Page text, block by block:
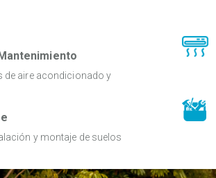
de aire acondicionado y
y montaje de suelos